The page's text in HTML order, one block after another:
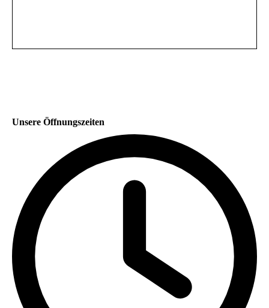
Unsere Öffnungszeiten